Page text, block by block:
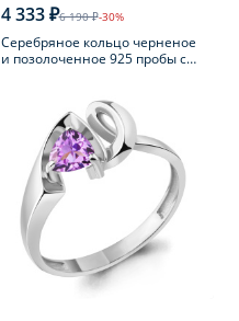
4 333 ₽6 190 ₽-30%
Серебряное кольцо черненое
и позолоченное 925 пробы с